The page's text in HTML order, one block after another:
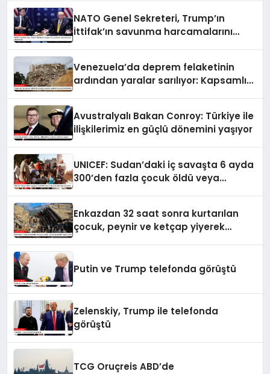
NATO Genel Sekreteri, Trump’ın
İttifak’ın savunma harcamalarını
Venezuela’da deprem felaketinin
ardından yaralar sarılıyor: Kapsamlı
Avustralyalı Bakan Conroy: Türkiye ile
ilişkilerimiz en güçlü dönemini yaşıyor
UNICEF: Sudan’daki iç savaşta 6 ayda
300’den fazla çocuk öldü veya
Enkazdan 32 saat sonra kurtarılan
çocuk, peynir ve ketçap yiyerek
Putin ve Trump telefonda görüştü
Zelenskiy, Trump ile telefonda
görüştü
TCG Oruçreis ABD’de